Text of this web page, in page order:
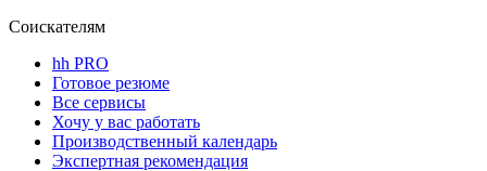
Соискателям
hh PRO
Готовое резюме
Все сервисы
Хочу у вас работать
Производственный календарь
Экспертная рекомендация